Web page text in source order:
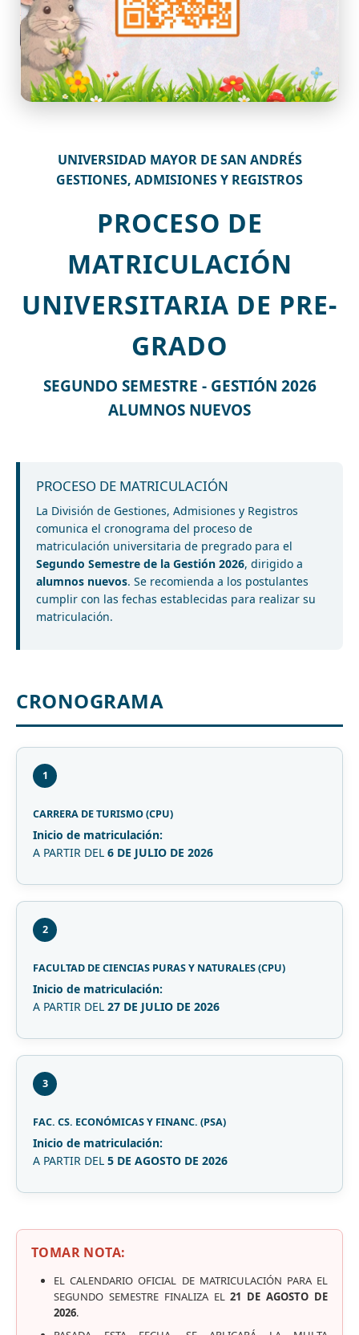
UNIVERSIDAD MAYOR DE SAN ANDRÉS
GESTIONES, ADMISIONES Y REGISTROS
PROCESO DE
MATRICULACIÓN
UNIVERSITARIA DE PRE-
GRADO
SEGUNDO SEMESTRE - GESTIÓN 2026
ALUMNOS NUEVOS
PROCESO DE MATRICULACIÓN
La División de Gestiones, Admisiones y Registros
comunica el cronograma del proceso de
matriculación universitaria de pregrado para el
Segundo Semestre de la Gestión 2026, dirigido a
alumnos nuevos. Se recomienda a los postulantes
cumplir con las fechas establecidas para realizar su
matriculación.
CRONOGRAMA
1
CARRERA DE TURISMO (CPU)
Inicio de matriculación:
A PARTIR DEL 6 DE JULIO DE 2026
2
FACULTAD DE CIENCIAS PURAS Y NATURALES (CPU)
Inicio de matriculación:
A PARTIR DEL 27 DE JULIO DE 2026
3
FAC. CS. ECONÓMICAS Y FINANC. (PSA)
Inicio de matriculación:
A PARTIR DEL 5 DE AGOSTO DE 2026
TOMAR NOTA:
EL CALENDARIO OFICIAL DE MATRICULACIÓN PARA EL
SEGUNDO SEMESTRE FINALIZA EL21 DE AGOSTO DE
2026.